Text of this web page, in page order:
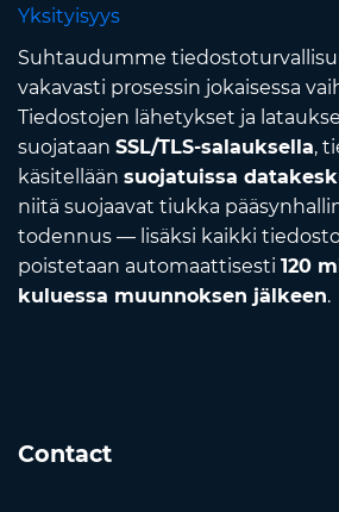
Yksityisyys
Suhtaudumme
vakavasti prosessin jokaisessa
Tiedostojen lähetykset ja
suojataan SSL/TLS-salauksella,
käsitellään suojatuissa
niitä suojaavat tiukka
todennus — lisäksi kaikki
poistetaan automaattisesti 120
kuluessa muunnoksen jälkeen.
Contact